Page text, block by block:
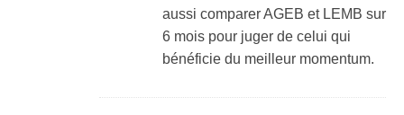
aussi comparer AGEB et LEMB sur
6 mois pour juger de celui qui
bénéficie du meilleur momentum.